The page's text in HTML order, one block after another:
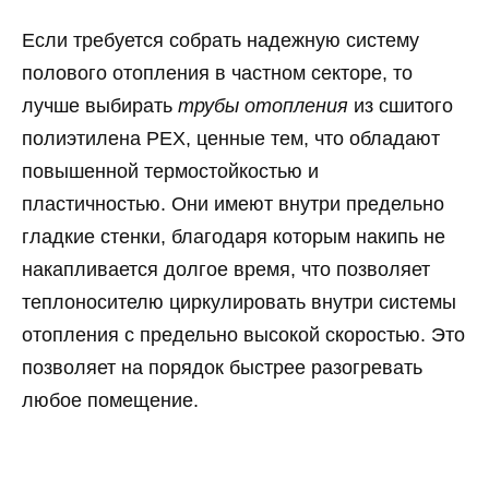
Если требуется собрать надежную систему
полового отопления в частном секторе, то
лучше выбирать трубы отопления из сшитого
полиэтилена PEX, ценные тем, что обладают
повышенной термостойкостью и
пластичностью. Они имеют внутри предельно
гладкие стенки, благодаря которым накипь не
накапливается долгое время, что позволяет
теплоносителю циркулировать внутри системы
отопления с предельно высокой скоростью. Это
позволяет на порядок быстрее разогревать
любое помещение.